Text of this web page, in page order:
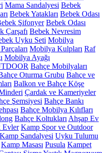
Mama Sandalyesi Bebek
Bebek Yatakları Bebek Odası
Şifonyer Bebek Odası
Çarşafı Bebek Nevresim
Uyku Seti Mobilya
Mobilya Kulpları Raf
Mobilya Ayağı
Bahçe Mobilyaları
Oturma Grubu Bahçe ve
Balkon ve Bahçe Köşe
Çardak ve Kameriyeler
Şemsiyesi Bahçe Bankı
Bahçe Mobilya Kılıfları
Bahçe Koltukları Ahşap Ev
Evler Kamp Spor ve Outdoor
Kamp Sandalyesi Uyku Tulumu
Kamp Masası Pusula Kampet